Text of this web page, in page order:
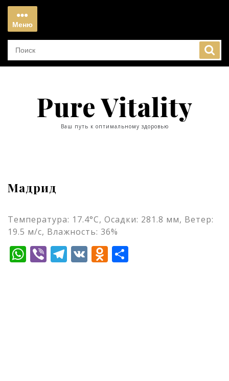
Перейти
содержимому
Меню
Меню
Pure Vitality
Ваш путь к оптимальному здоровью
Мадрид
Температура: 17.4°C, Осадки: 281.8 мм, Ветер:
19.5 м/с, Влажность: 36%
WhatsApp
ViberTelegram
VKOdnoklassniki